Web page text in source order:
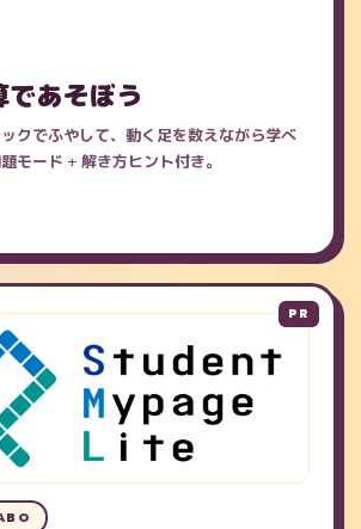
あそぼう
クでふやして、動く足を数えながら学べ
モード + 解き方ヒント付き。